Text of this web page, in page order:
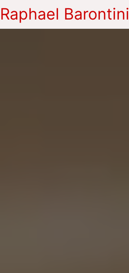
Raphael Barontini